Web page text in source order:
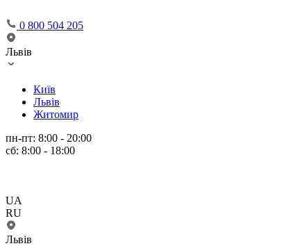
0 800 504 205
Львів
Київ
Львів
Житомир
пн-пт: 8:00 - 20:00
сб: 8:00 - 18:00
UA
RU
Львів